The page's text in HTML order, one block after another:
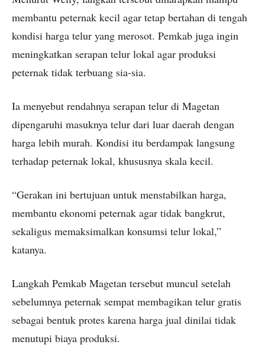
membantu peternak kecil agar tetap bertahan di tengah
kondisi harga telur yang merosot. Pemkab juga ingin
meningkatkan serapan telur lokal agar produksi
peternak tidak terbuang sia-sia.
Ia menyebut rendahnya serapan telur di Magetan
dipengaruhi masuknya telur dari luar daerah dengan
harga lebih murah. Kondisi itu berdampak langsung
terhadap peternak lokal, khususnya skala kecil.
“Gerakan ini bertujuan untuk menstabilkan harga,
membantu ekonomi peternak agar tidak bangkrut,
sekaligus memaksimalkan konsumsi telur lokal,”
katanya.
Langkah Pemkab Magetan tersebut muncul setelah
sebelumnya peternak sempat membagikan telur gratis
sebagai bentuk protes karena harga jual dinilai tidak
menutupi biaya produksi.